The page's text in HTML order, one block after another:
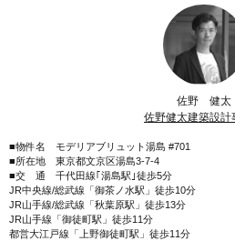
佐野 健太
佐野健太建築設計
■物件名 モデリアブリュット湯島 #701
■所在地 東京都文京区湯島3-7-4
■交 通 千代田線｢湯島駅｣徒歩5分
JR中央線/総武線「御茶ノ水駅」徒歩10分
JR山手線/総武線「秋葉原駅」徒歩13分
JR山手線「御徒町駅」徒歩11分
都営大江戸線「上野御徒町駅」徒歩11分